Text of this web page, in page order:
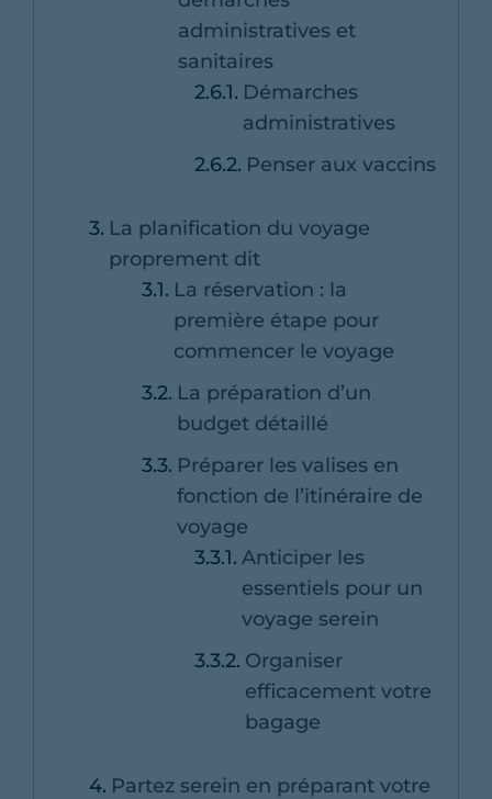
administratives et
sanitaires
Démarches
administratives
Penser aux vaccins
La planification du voyage
proprement dit
La réservation : la
première étape pour
commencer le voyage
La préparation d’un
budget détaillé
Préparer les valises en
fonction de l’itinéraire de
voyage
Anticiper les
essentiels pour un
voyage serein
Organiser
efficacement votre
bagage
Partez serein en préparant votre